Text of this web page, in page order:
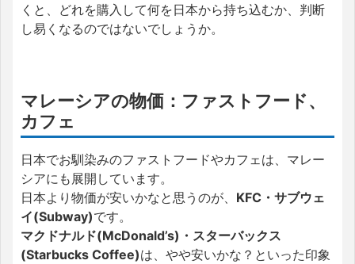
くと、どれを購入して何を日本から持ち込むか、判断
し易くなるのではないでしょうか。
マレーシアの物価：ファストフード、
カフェ
日本でお馴染みのファストフードやカフェは、マレー
シアにも展開しています。
日本より物価が安いかなと思うのが、 KFC・サブウェ
イ(Subway)です。
マクドナルド(McDonald’s)・スターバックス
(Starbucks Coffee)は、やや安いかな？といった印象